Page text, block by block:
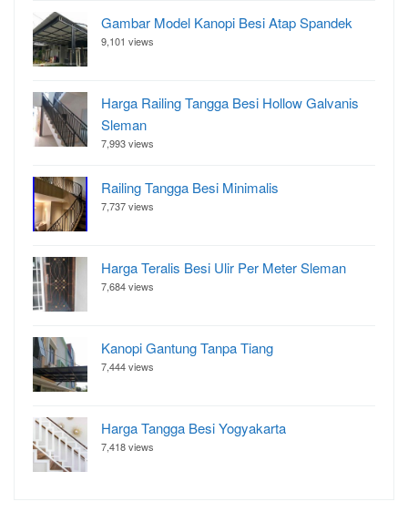
Gambar Model Kanopi Besi Atap Spandek
9,101 views
Harga Railing Tangga Besi Hollow Galvanis
Sleman
7,993 views
Railing Tangga Besi Minimalis
7,737 views
Harga Teralis Besi Ulir Per Meter Sleman
7,684 views
Kanopi Gantung Tanpa Tiang
7,444 views
Harga Tangga Besi Yogyakarta
7,418 views